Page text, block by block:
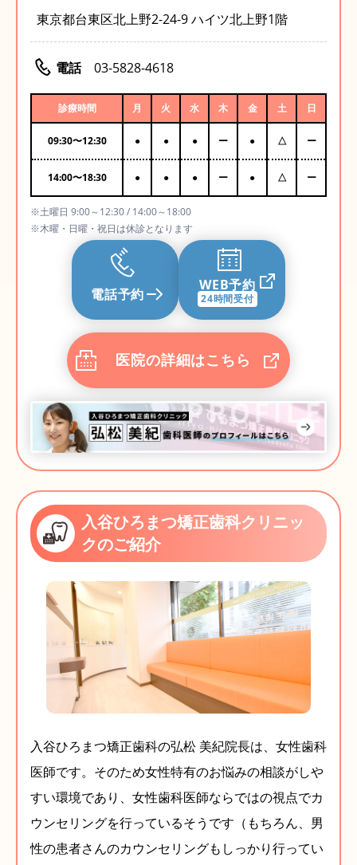
東京都台東区北上野2-24-9 ハイツ北上野1階
電話 03-5828-4618
診療時間 月 火 水 木 金 土 日
09:30〜12:30 ● ● ● ー ● △ ー
14:00〜18:30 ● ● ● ー ● △ ー
※土曜日 9:00～12:30 / 14:00～18:00
※木曜・日曜・祝日は休診となります
電話予約
WEB予約
24時間受付
医院の詳細はこちら
入谷ひろまつ矯正歯科クリニッ
クのご紹介
入谷ひろまつ矯正歯科の弘松 美紀院長は、女性歯科
医師です。そのため女性特有のお悩みの相談がしや
すい環境であり、女性歯科医師ならではの視点でカ
ウンセリングを行っているそうです（もちろん、男
性の患者さんのカウンセリングもしっかり行ってい